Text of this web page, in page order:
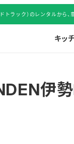
ラック）のレンタルから、
キッ
伊